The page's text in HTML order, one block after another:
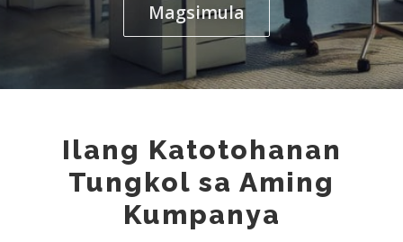
Magsimula
Ilang Katotohanan
Tungkol sa Aming
Kumpanya